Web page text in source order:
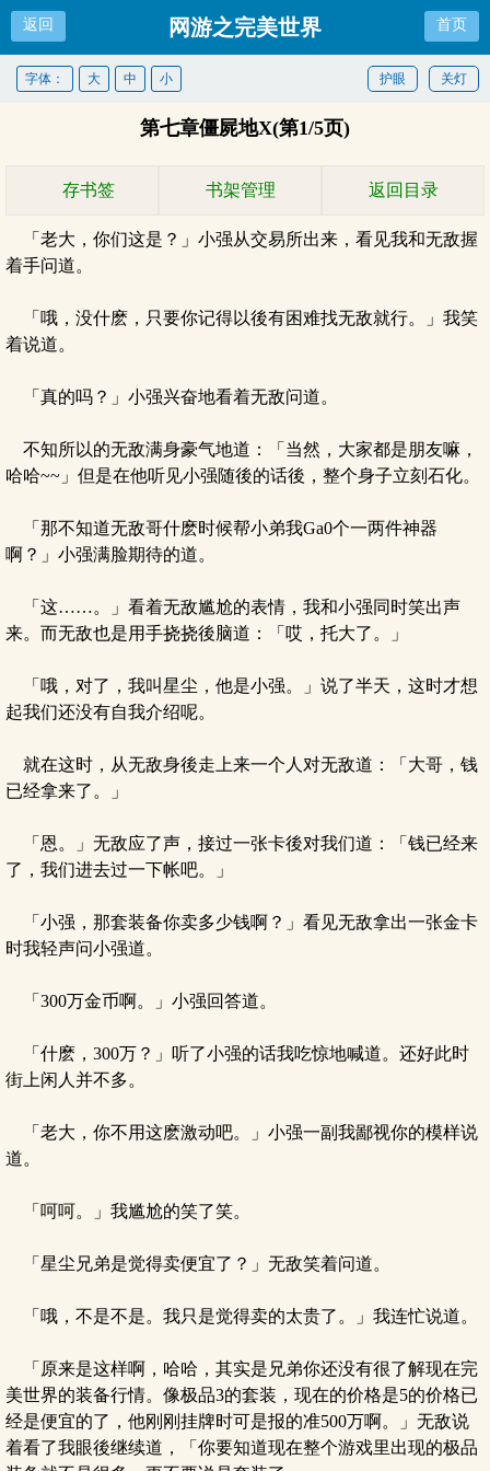
返回 网游之完美世界 首页
关灯
护眼
字体： 大 中 小
第七章僵屍地X(第1/5页)
存书签 书架管理 返回目录
「老大，你们这是？」小强从交易所出来，看见我和无敌握
着手问道。
「哦，没什麽，只要你记得以後有困难找无敌就行。」我笑
着说道。
「真的吗？」小强兴奋地看着无敌问道。
不知所以的无敌满身豪气地道：「当然，大家都是朋友嘛，
哈哈~~」但是在他听见小强随後的话後，整个身子立刻石化。
「那不知道无敌哥什麽时候帮小弟我Ga0个一两件神器
啊？」小强满脸期待的道。
「这……。」看着无敌尴尬的表情，我和小强同时笑出声
来。而无敌也是用手挠挠後脑道：「哎，托大了。」
「哦，对了，我叫星尘，他是小强。」说了半天，这时才想
起我们还没有自我介绍呢。
就在这时，从无敌身後走上来一个人对无敌道：「大哥，钱
已经拿来了。」
「恩。」无敌应了声，接过一张卡後对我们道：「钱已经来
了，我们进去过一下帐吧。」
「小强，那套装备你卖多少钱啊？」看见无敌拿出一张金卡
时我轻声问小强道。
「300万金币啊。」小强回答道。
「什麽，300万？」听了小强的话我吃惊地喊道。还好此时
街上闲人并不多。
「老大，你不用这麽激动吧。」小强一副我鄙视你的模样说
道。
「呵呵。」我尴尬的笑了笑。
「星尘兄弟是觉得卖便宜了？」无敌笑着问道。
「哦，不是不是。我只是觉得卖的太贵了。」我连忙说道。
「原来是这样啊，哈哈，其实是兄弟你还没有很了解现在完
美世界的装备行情。像极品3的套装，现在的价格是5的价格已
经是便宜的了，他刚刚挂牌时可是报的准500万啊。」无敌说
着看了我眼後继续道，「你要知道现在整个游戏里出现的极品